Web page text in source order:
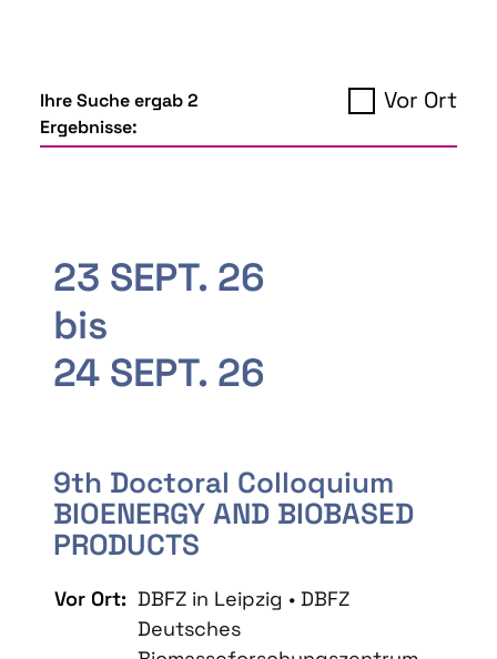
Ihre Suche ergab 2
Ergebnisse:
Vor Ort
23 SEPT. 26
bis
24 SEPT. 26
9th Doctoral Colloquium
BIOENERGY AND BIOBASED
PRODUCTS
Vor Ort: DBFZ in Leipzig • DBFZ
Deutsches